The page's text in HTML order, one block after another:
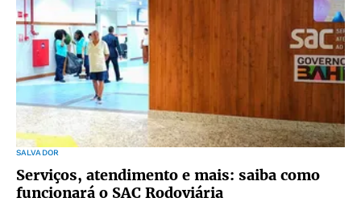
SALVADOR
Serviços, atendimento e mais: saiba como
funcionará o SAC Rodoviária